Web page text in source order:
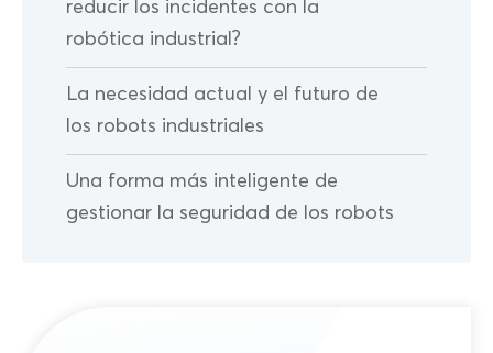
reducir los incidentes con la
robótica industrial?
La necesidad actual y el futuro de
los robots industriales
Una forma más inteligente de
gestionar la seguridad de los robots